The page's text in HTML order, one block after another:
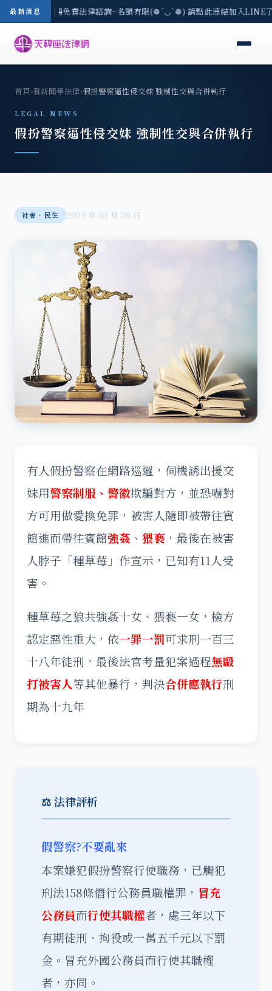
最新消息
-8/3(一) 現場免費法律諮詢~名額有限(❁´◡`❁) 請點此連結加入LINE
首頁›看新聞學法律›假扮警察逼性侵交妹 強制性交與合併執行
LEGAL NEWS
假扮警察逼性侵交妹 強制性交與合併執行
社會‧民生 2009 年 03 月 20 日
有人假扮警察在網路巡邏，伺機誘出援交
妹用警察制服、警徽欺騙對方，並恐嚇對
方可用做愛換免罪，被害人隨即被帶往賓
館進而帶往賓館強姦 、 猥褻 ，最後在被害
人脖子「種草莓」作宣示，已知有11人受
害。
種草莓之狼共強姦十女、猥褻一女，檢方
認定惡性重大，依一罪一罰可求刑一百三
十八年徒刑，最後法官考量犯案過程無毆
打被害人等其他暴行，判決合併應執行刑
期為十九年
⚖️ 法律評析
假警察?不要亂來
本案嫌犯假扮警察行使職務，已觸犯
刑法158條僭行公務員職權罪， 冒充
公務員而行使其職權者，處三年以下
有期徒刑、拘役或一萬五千元以下罰
金。冒充外國公務員而行使其職權
者，亦同。